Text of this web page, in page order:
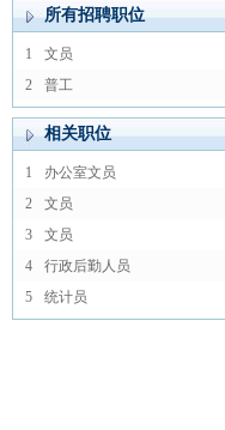
所有招聘职位
1
文员
2
普工
相关职位
1
办公室文员
2
文员
3
文员
4
行政后勤人员
5
统计员